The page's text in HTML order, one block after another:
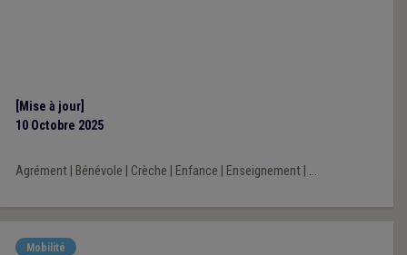
[Mise à jour]
10 Octobre 2025
Agrément| Bénévole Crèche Enfance Enseignement| ...
Mobilité